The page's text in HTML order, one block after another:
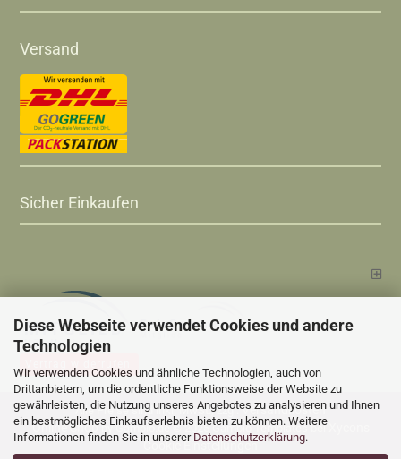
Diese Webseite verwendet Cookies und andere
Technologien
Wir verwenden Cookies und ähnliche Technologien, auch von
Drittanbietern, um die ordentliche Funktionsweise der Website zu
gewährleisten, die Nutzung unseres Angebotes zu analysieren und Ihnen
ein bestmögliches Einkaufserlebnis bieten zu können. Weitere
Informationen finden Sie in unserer Datenschutzerklärung.
Versand
Sicher Einkaufen
Alle Preise sind inkl. MwSt., zzgl.Versandkosten
Online Shopby Gambio.de © 2025 Gambio Templates bei
Cookie Einstellungen